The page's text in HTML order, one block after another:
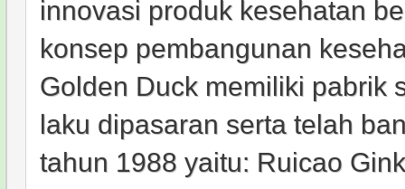
innovasi produk kesehatan
konsep pembangunan
Golden Duck memiliki pabrik
laku dipasaran serta telah
tahun 1988 yaitu: Ruicao